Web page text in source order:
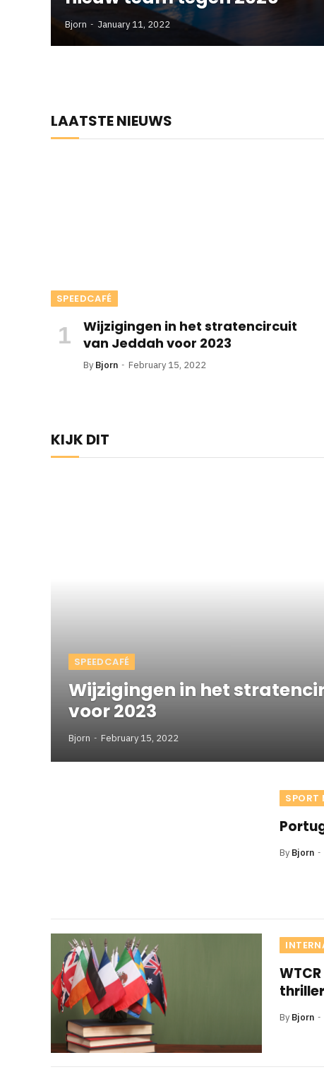
Bjorn January 11, 2022
LAATSTE NIEUWS
SPEEDCAFÉ
Wijzigingen in het stratencircuit
van Jeddah voor 2023
By Bjorn February 15, 2022
KIJK DIT
SPEEDCAFÉ
Wijzigingen in het
voor 2023
Bjorn February 15, 2022
SPORT
By Bjorn
thriller
By Bjorn